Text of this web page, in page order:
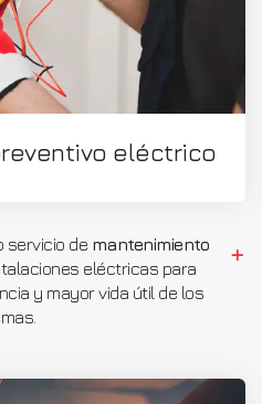
eléctrico
servicio de mantenimiento
eléctricas para
y mayor vida útil de los